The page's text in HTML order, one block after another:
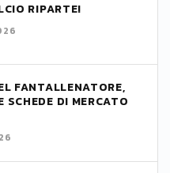
RIPARTE!
FANTALLENATORE,
SCHEDE DI MERCATO